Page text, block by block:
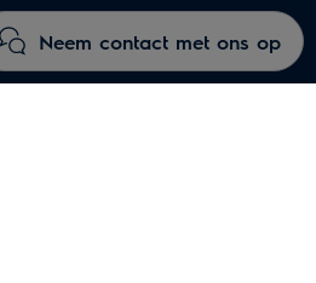
Neem contact met ons op